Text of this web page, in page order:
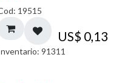
19515
US$ 0,13
91311